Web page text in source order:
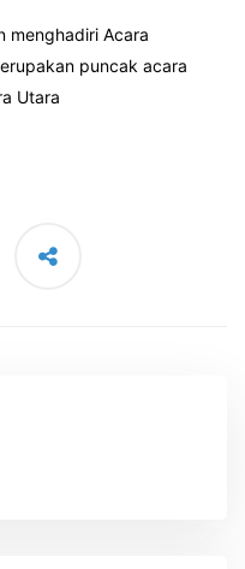
menghadiri Acara
puncak acara
Utara